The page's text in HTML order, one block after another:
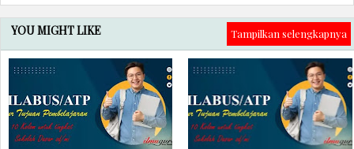
YOU MIGHT LIKE Tampilkan selengkapnya